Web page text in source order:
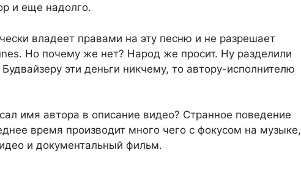
и еще надолго.
владеет правами на эту песню и не разрешает
Но почему же нет? Народ же просит. Ну разделили
эти деньги никчему, то автору-исполнителю
имя автора в описание видео? Странное поведение
время производит много чего с фокусом на музыке,
и документальный фильм.